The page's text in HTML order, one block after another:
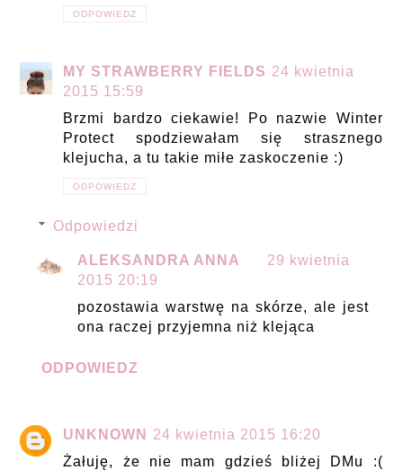
ODPOWIEDZ
MY STRAWBERRY FIELDS 24 kwietnia
2015 15:59
Brzmi bardzo ciekawie! Po nazwie Winter
Protect spodziewałam się strasznego
klejucha, a tu takie miłe zaskoczenie :)
ODPOWIEDZ
Odpowiedzi
ALEKSANDRA ANNA
29 kwietnia
2015 20:19
pozostawia warstwę na skórze, ale jest
ona raczej przyjemna niż klejąca
ODPOWIEDZ
UNKNOWN
24 kwietnia 2015 16:20
Żałuję, że nie mam gdzieś bliżej DMu :(